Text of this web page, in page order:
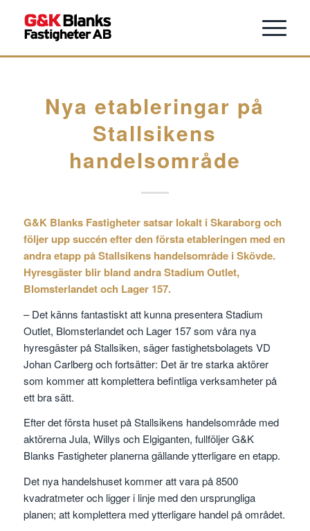
Nya etableringar på
Stallsikens
handelsområde
G&K Blanks Fastigheter satsar lokalt i Skaraborg och
följer upp succén efter den första etableringen med en
andra etapp på Stallsikens handelsområde i Skövde.
Hyresgäster blir bland andra Stadium Outlet,
Blomsterlandet och Lager 157.
– Det känns fantastiskt att kunna presentera Stadium
Outlet, Blomsterlandet och Lager 157 som våra nya
hyresgäster på Stallsiken, säger fastighetsbolagets VD
Johan Carlberg och fortsätter: Det är tre starka aktörer
som kommer att komplettera befintliga verksamheter på
ett bra sätt.
Efter det första huset på Stallsikens handelsområde med
aktörerna Jula, Willys och Elgiganten, fullföljer G&K
Blanks Fastigheter planerna gällande ytterligare en etapp.
Det nya handelshuset kommer att vara på 8500
kvadratmeter och ligger i linje med den ursprungliga
planen; att komplettera med ytterligare handel på området.